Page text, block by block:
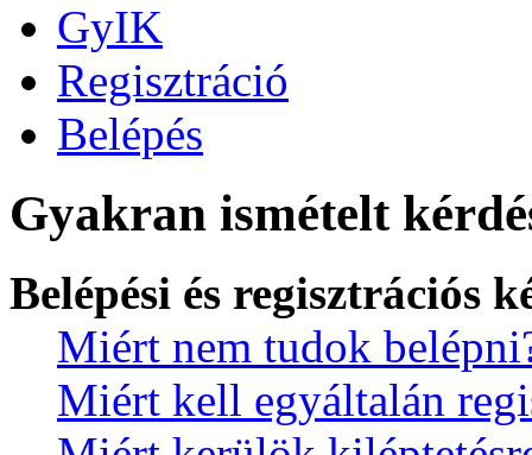
GyIK
Regisztráció
Belépés
Gyakran ismételt
Belépési és regisztrációs
Miért nem tudok
Miért kell egyáltalán